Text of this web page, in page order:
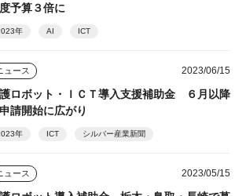
予算３倍に
年 AI ICT
ュース 2023/06/15
ロボット・ＩＣＴ導入支援補助金 ６月以降
請開始に広がり
年 ICT シルバー産業新聞
ュース 2023/05/15